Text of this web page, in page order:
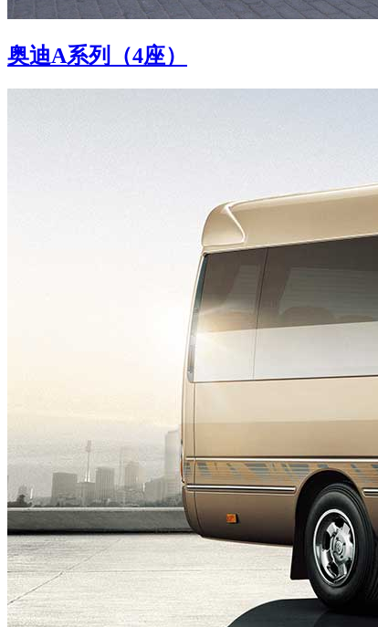
奥迪A系列（4座）